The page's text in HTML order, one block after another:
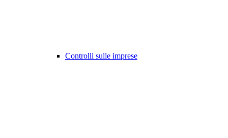
Controlli sulle imprese